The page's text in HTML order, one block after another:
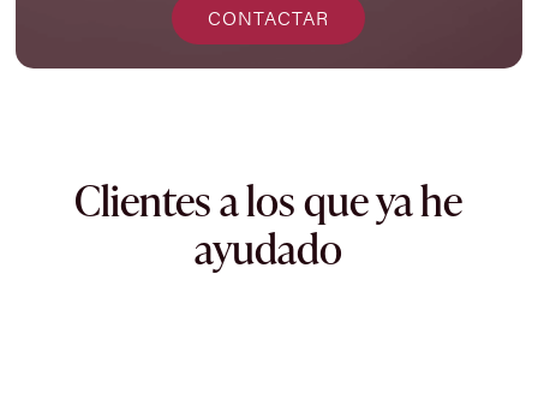
CONTACTAR
Clientes a los que ya he
ayudado